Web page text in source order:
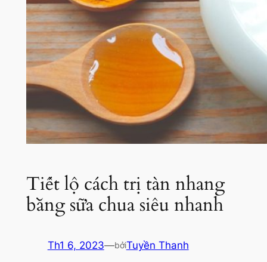
Tiết lộ cách trị tàn nhang
bằng sữa chua siêu nhanh
Th1 6, 2023—bởiTuyền Thanh